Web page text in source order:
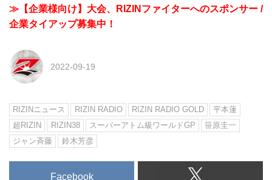
≫【企業様向け】大会、RIZINファイターへのスポンサー /
企業タイアップ募集中！
2022-09-19
RIZINニュース RIZIN RADIO RIZIN RADIO GOLD
平本蓮
超RIZIN
RIZIN38 スーパーアトム級ワールドGP
笹原圭一
ジャン斉藤
鈴木芳彦
Facebook